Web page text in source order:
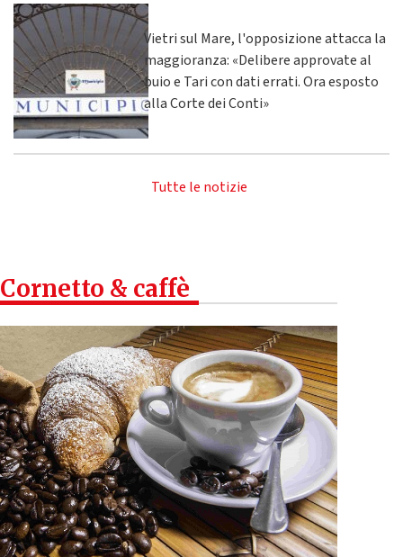
Vietri sul Mare, l'opposizione attacca la
maggioranza: «Delibere approvate al
buio e Tari con dati errati. Ora esposto
alla Corte dei Conti»
Tutte le notizie
Cornetto & caffè